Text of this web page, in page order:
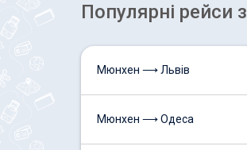
Популярні рейcи з
Мюнхен ⟶ Львів
Мюнхен ⟶ Одеса